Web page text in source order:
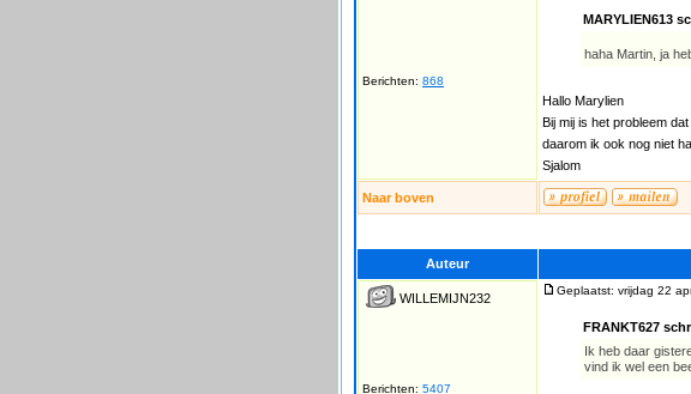
Berichten: 868
MARYLIEN613
haha Martin, ja
Hallo Marylien
Bij mij is het probleem
daarom ik ook nog niet
Sjalom
Naar boven
Auteur
WILLEMIJN232
Berichten: 5407
Geplaatst: vrijdag 22
FRANKT627
Ik heb daar
vind ik wel een